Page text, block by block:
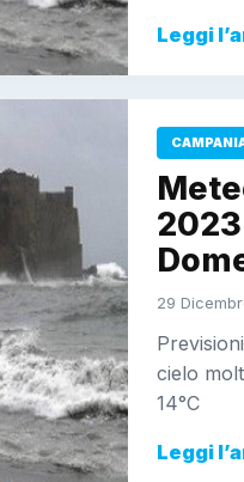
Leggi
29
cielo
14°C
Leggi